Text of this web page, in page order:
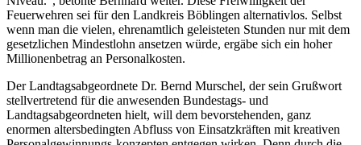
Feuerwehren sei für den Landkreis Böblingen alternativlos. Selbst
wenn man die vielen, ehrenamtlich geleisteten Stunden nur mit dem
gesetzlichen Mindestlohn ansetzen würde, ergäbe sich ein hoher
Millionenbetrag an Personalkosten.
Der Landtagsabgeordnete Dr. Bernd Murschel, der sein Grußwort
stellvertretend für die anwesenden Bundestags- und
Landtagsabgeordneten hielt, will dem bevorstehenden, ganz
enormen altersbedingten Abfluss von Einsatzkräften mit kreativen